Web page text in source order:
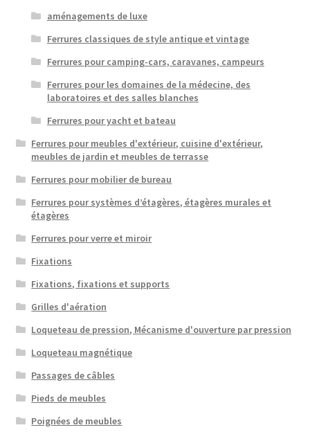
aménagements de luxe
Ferrures classiques de style antique et vintage
Ferrures pour camping-cars, caravanes, campeurs
Ferrures pour les domaines de la médecine, des
laboratoires et des salles blanches
Ferrures pour yacht et bateau
Ferrures pour meubles d'extérieur, cuisine d'extérieur,
meubles de jardin et meubles de terrasse
Ferrures pour mobilier de bureau
Ferrures pour systèmes d’étagères, étagères murales et
étagères
Ferrures pour verre et miroir
Fixations
Fixations, fixations et supports
Grilles d'aération
Loqueteau de pression, Mécanisme d'ouverture par pression
Loqueteau magnétique
Passages de câbles
Pieds de meubles
Poignées de meubles